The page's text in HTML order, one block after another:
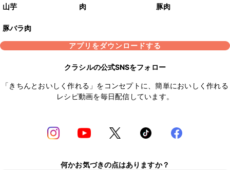
山芋 肉 豚肉
豚バラ肉
アプリをダウンロードする
クラシルの公式SNSをフォロー
「きちんとおいしく作れる」をコンセプトに、簡単においしく作れる
レシピ動画を毎日配信しています。
何かお気づきの点はありますか？